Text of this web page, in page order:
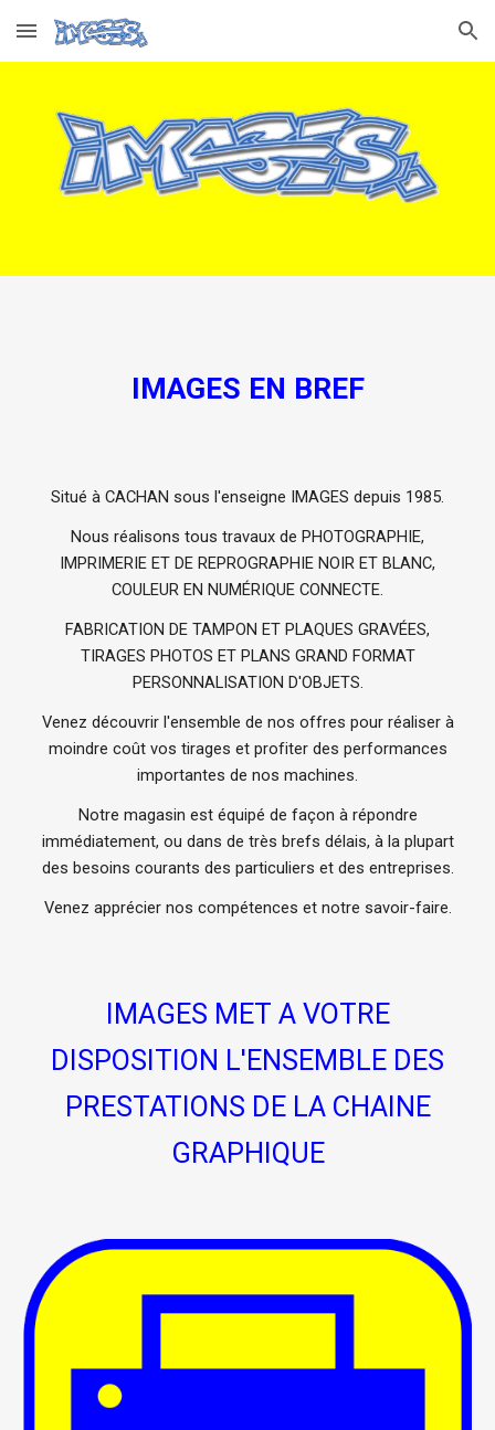
Skip to main content Skip to navigation
IMAGES EN BREF
Situé à CACHAN sous l'enseigne IMAGES depuis 1985.
Nous réalisons tous travaux de PHOTOGRAPHIE,
IMPRIMERIE ET DE REPROGRAPHIE NOIR ET BLANC,
COULEUR EN NUMÉRIQUE CONNECTE.
FABRICATION DE TAMPON ET PLAQUES GRAVÉES,
TIRAGES PHOTOS ET PLANS GRAND FORMAT
PERSONNALISATION D'OBJETS.
Venez découvrir l'ensemble de nos offres pour réaliser à
moindre coût vos tirages et profiter des performances
importantes de nos machines.
Notre magasin est équipé de façon à répondre
immédiatement, ou dans de très brefs délais, à la plupart
des besoins courants des particuliers et des entreprises.
Venez apprécier nos compétences et notre savoir-faire.
IMAGES MET A VOTRE
DISPOSITION L'ENSEMBLE DES
PRESTATIONS DE LA CHAINE
GRAPHIQUE